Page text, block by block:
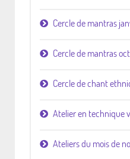
Cercle de mantras
Cercle de mantras
Cercle de chant
Atelier en technique
Ateliers du mois de